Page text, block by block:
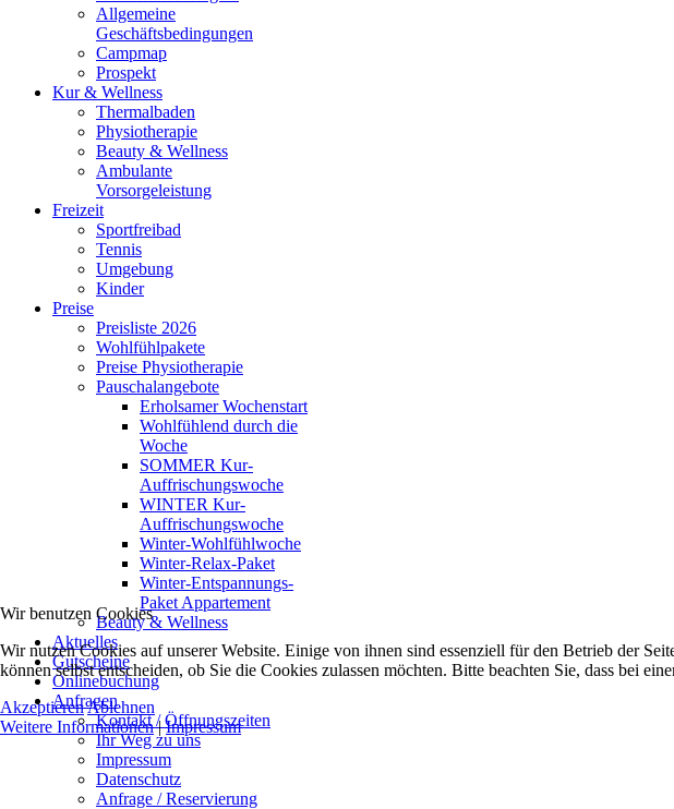
Allgemeine
Geschäftsbedingungen
Campmap
Prospekt
Kur & Wellness
Thermalbaden
Physiotherapie
Beauty & Wellness
Ambulante
Vorsorgeleistung
Freizeit
Sportfreibad
Tennis
Umgebung
Kinder
Preise
Preisliste 2026
Wohlfühlpakete
Preise Physiotherapie
Pauschalangebote
Erholsamer Wochenstart
Wohlfühlend durch die
Woche
SOMMER Kur-
Auffrischungswoche
WINTER Kur-
Auffrischungswoche
Winter-Wohlfühlwoche
Winter-Relax-Paket
Winter-Entspannungs-
Paket Appartement
Beauty & Wellness
Aktuelles
Gutscheine
Onlinebuchung
Anfragen
Kontakt / Öffnungszeiten
Ihr Weg zu uns
Impressum
Datenschutz
Anfrage / Reservierung
Wir benutzen Cookies
Wir nutzen Cookies auf unserer Website. Einige von ihnen sind essenziell für den Betrieb der
können selbst entscheiden, ob Sie die Cookies zulassen möchten. Bitte beachten Sie, dass bei
AkzeptierenAblehnen
Weitere Informationen|Impressum